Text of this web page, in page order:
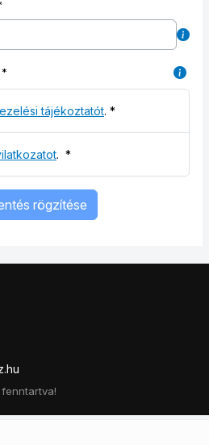
*
Adatkezelési tájékoztatót. *
. *
rögzítése